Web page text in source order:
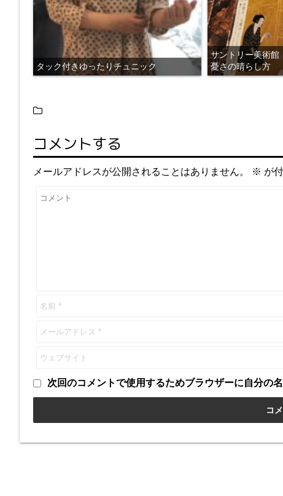
タック付きゆったりチュニック
サントリー美術館
憂さの晴らし方
コメントする
メールアドレスが公開されることはありません。 ※ が
次回のコメントで使用するためブラウザーに自分の